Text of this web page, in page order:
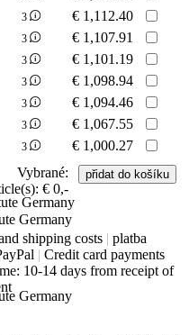
3 € 1,112.40
3 € 1,107.91
3 € 1,101.19
3 € 1,098.94
3 € 1,094.46
3 € 1,067.55
3 € 1,000.27
Vybrané:
€ 0,-
shipping costs | platba
| Credit card payments
10-14 days from receipt of